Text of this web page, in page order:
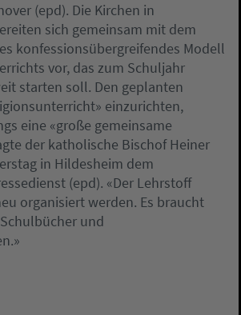
(epd). Die Kirchen in
sich gemeinsam mit dem
konfessionsübergreifendes Modell
vor, das zum Schuljahr
starten soll. Den geplanten
einzurichten,
eine «große gemeinsame
der katholische Bischof Heiner
in Hildesheim dem
(epd). «Der Lehrstoff
organisiert werden. Es braucht
und